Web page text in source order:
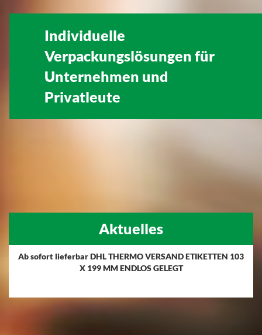
Individuelle
Verpackungslösungen für
Unternehmen und
Privatleute
Aktuelles
Ab sofort lieferbar DHL THERMO VERSAND ETIKETTEN 103
X 199 MM ENDLOS GELEGT